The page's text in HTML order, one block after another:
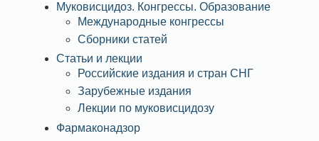
Муковисцидоз. Конгрессы. Образование
Международные конгрессы
Сборники статей
Статьи и лекции
Российские издания и стран СНГ
Зарубежные издания
Лекции по муковисцидозу
Фармаконадзор